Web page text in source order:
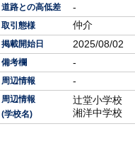
道路との高低差 -
取引態様 仲介
掲載開始日 2025/08/02
備考欄 -
周辺情報 -
周辺情報
(学校名)
辻堂小学校
湘洋中学校